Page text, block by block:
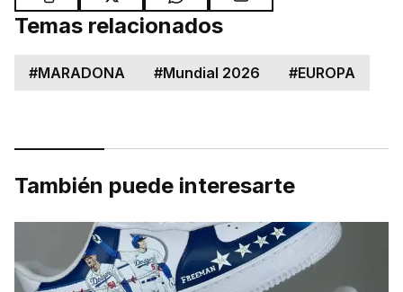
Temas relacionados
#MARADONA #Mundial 2026 #EUROPA
También puede interesarte